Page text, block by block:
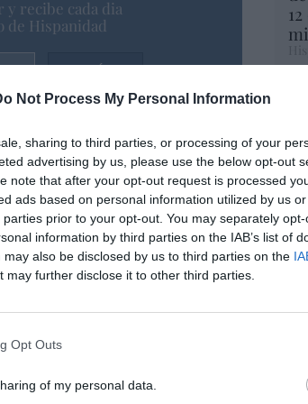
Not Process My Personal Information
sharing to third parties, or processing of your
advertising by us, please use the below opt-out
note that after your opt-out request is processed
ads based on personal information utilized by us
prior to your opt-out. You may separately
information by third parties on the IAB’s list of
also be disclosed by us to third parties on the
may further disclose it to other third parties.
Opt Outs
of my personal data.
recibe cada dia
de Hispanidad